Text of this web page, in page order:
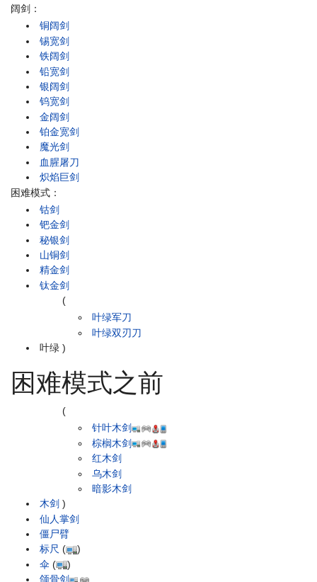
阔剑：
铜阔剑
锡宽剑
铁阔剑
铅宽剑
银阔剑
钨宽剑
金阔剑
铂金宽剑
魔光剑
血腥屠刀
炽焰巨剑
困难模式：
钴剑
钯金剑
秘银剑
山铜剑
精金剑
钛金剑
叶绿
(
叶绿军刀
叶绿双刃刀
)
困难模式之前
木剑
(
针叶木剑
棕榈木剑
红木剑
乌木剑
暗影木剑
)
仙人掌剑
僵尸臂
标尺 (
)
伞 (
)
颌骨剑